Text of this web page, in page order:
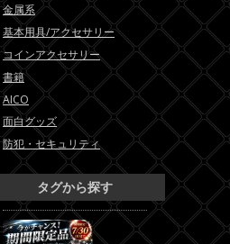
金属系
基本用具/アクセサリー
コインアクセサリー
書籍
AICO
面白グッズ
防犯・セキュリティ
タグから探す